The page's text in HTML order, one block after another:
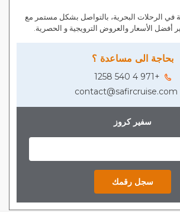
في الرحلات البحرية، بالتواصل بشكل مستمر مع
أفضل الأسعار والعروض الترويجية و الحصرية.
بحاجة الى مساعدة ؟
+971 4 540 1258
سفير كروز